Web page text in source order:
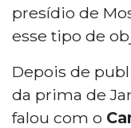
presídio de
esse tipo de
Depois de
da prima de
falou com o